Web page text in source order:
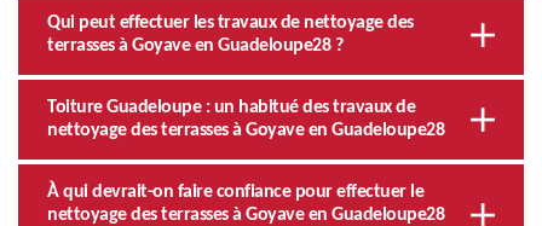
Qui peut effectuer les travaux de nettoyage des
terrasses à Goyave en Guadeloupe28 ?
Toiture Guadeloupe : un habitué des travaux de
nettoyage des terrasses à Goyave en Guadeloupe28
À qui devrait-on faire confiance pour effectuer le
nettoyage des terrasses à Goyave en Guadeloupe28